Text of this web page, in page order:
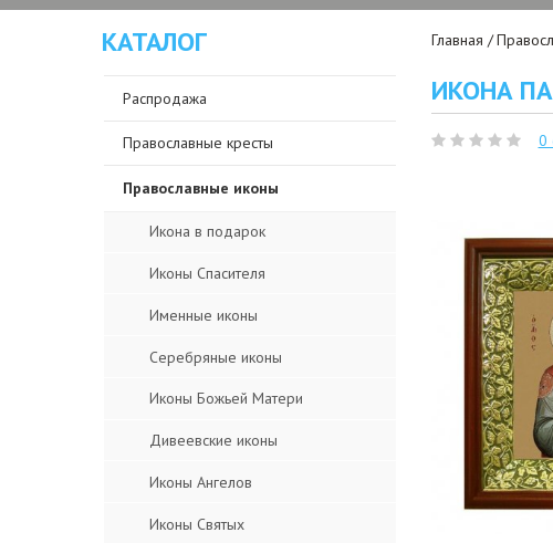
КАТАЛОГ
Распродажа
Православные кресты
Православные иконы
Икона в подарок
Иконы Спасителя
Именные иконы
Серебряные иконы
Иконы Божьей Матери
Дивеевские иконы
Иконы Ангелов
Иконы Святых
Главная
ИКОНА
0